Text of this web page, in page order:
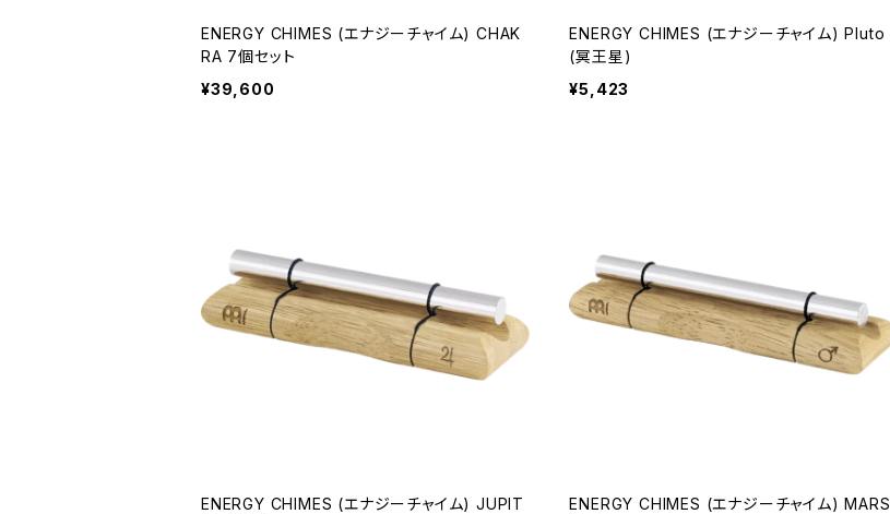
ENERGY CHIMES (エナジーチャイム) CHAK
RA 7個セット
¥39,600
ENERGY CHIMES (エナジーチャイム) Pluto
(冥王星)
¥5,423
ENERGY CHIMES (エナジーチャイム) JUPIT
ENERGY CHIMES (エナジーチャイム) MARS